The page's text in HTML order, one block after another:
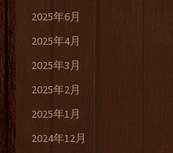
2025年6月
2025年4月
2025年3月
2025年2月
2025年1月
2024年12月